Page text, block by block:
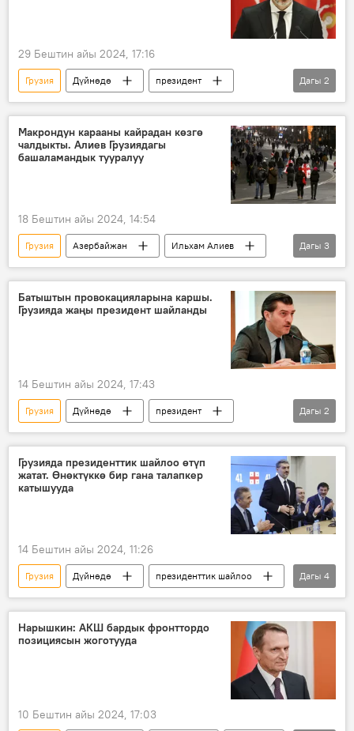
29 Бештин айы 2024, 17:16
Грузия Дүйнөдө
президент
инаугурация
Михаил Кавелашвили
Дагы 2
Макрондун карааны кайрадан көзгө
чалдыкты. Алиев Грузиядагы
башаламандык тууралуу
18 Бештин айы 2024, 14:54
Грузия Азербайжан
Ильхам Алиев
башаламандык
Эммануэль Макрон
Дүйнөдө
Дагы 3
Батыштын провокацияларына каршы.
Грузияда жаңы президент шайланды
14 Бештин айы 2024, 17:43
Грузия Дүйнөдө
президент
президенттик шайлоо
Михаил Кавелашвили
Дагы 2
Грузияда президенттик шайлоо өтүп
жатат. Өнөктүккө бир гана талапкер
катышууда
14 Бештин айы 2024, 11:26
Грузия Дүйнөдө
президенттик шайлоо
талапкер
коллегия
эреже
Михаил Кавелашвили
Дагы 4
Нарышкин: АКШ бардык фронттордо
позициясын жоготууда
10 Бештин айы 2024, 17:03